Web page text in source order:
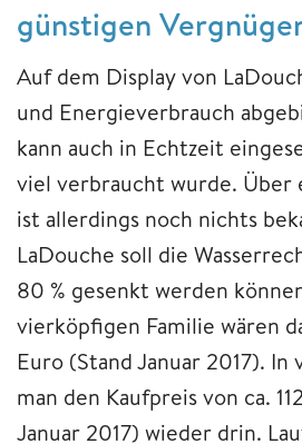
günstigen
Auf dem Display von
und Energieverbrauch
kann auch in Echtzeit
viel verbraucht wurde. Über
ist allerdings noch nichts
LaDouche soll die
80 % gesenkt werden
vierköpfigen Familie wären
Euro (Stand Januar 2017).
man den Kaufpreis von ca.
Januar 2017) wieder drin.